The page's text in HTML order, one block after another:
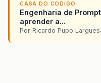
CASA DO CODIGO
Engenharia de
aprender a...
Por Ricardo Pupo